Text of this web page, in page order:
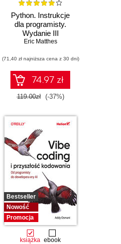
Python. Instrukcje
dla programisty.
Wydanie III
Eric Matthes
(71,40 zł najniższa cena z 30 dni)
74.97 zł
119.00zł (-37%)
Bestseller
Nowość
Promocja
książka ebook